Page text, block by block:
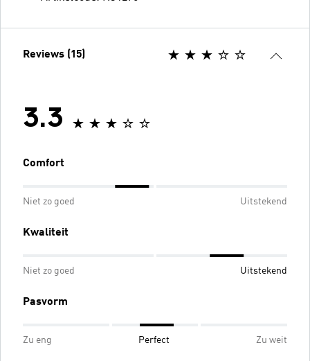
Reviews (15)
3.3
Comfort
Niet zo goed Uitstekend
Kwaliteit
Niet zo goed Uitstekend
Pasvorm
Zu eng Perfect Zu weit